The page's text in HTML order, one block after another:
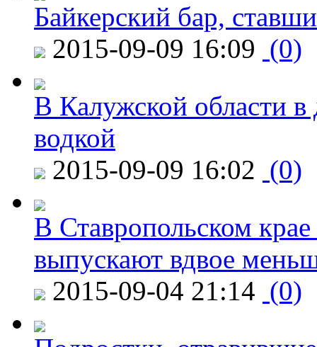
Байкерский бар,
2015-09-09 16:09 (0)
В Калужской области в
водкой
2015-09-09 16:02 (0)
В Ставропольском
выпускают вдвое
2015-09-04 21:14 (0)